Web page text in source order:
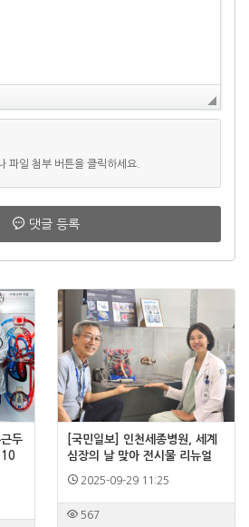
파일 첨부 버튼을 클릭하세요.
댓글 등록
두
[국민일보] 인천세종병원, 세계
심장의 날 맞아 전시물 리뉴얼
2025-09-29 11:25
567